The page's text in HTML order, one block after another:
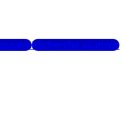
Recherche avancée